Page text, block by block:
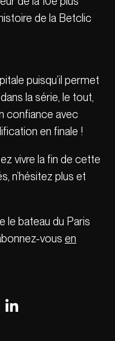
de la Betclic
puisqu’il permet
la série, le tout,
confiance avec
en finale !
vivre la fin de cette
n’hésitez plus et
le bateau du Paris
vous en